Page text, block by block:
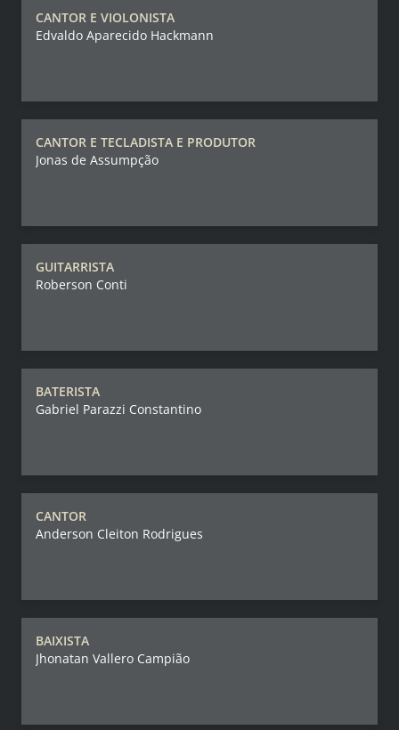
CANTOR E VIOLONISTA
Edvaldo Aparecido Hackmann
CANTOR E TECLADISTA E PRODUTOR
Jonas de Assumpção
GUITARRISTA
Roberson Conti
BATERISTA
Gabriel Parazzi Constantino
CANTOR
Anderson Cleiton Rodrigues
BAIXISTA
Jhonatan Vallero Campião